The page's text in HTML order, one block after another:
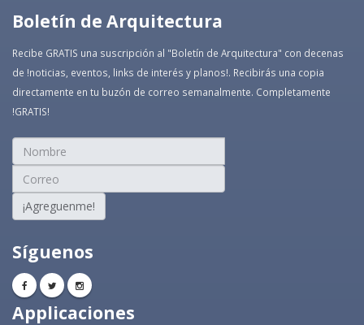
Boletín de Arquitectura
Recibe GRATIS una suscripción al "Boletín de Arquitectura" con decenas
de !noticias, eventos, links de interés y planos!. Recibirás una copia
directamente en tu buzón de correo semanalmente. Completamente
!GRATIS!
¡Agreguenme!
Síguenos
Applicaciones